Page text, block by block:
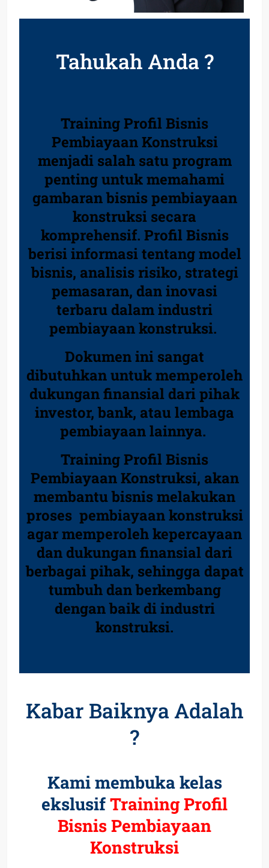
Tahukah Anda ?
Training Profil Bisnis
Pembiayaan Konstruksi
menjadi salah satu program
penting untuk memahami
gambaran bisnis pembiayaan
konstruksi secara
komprehensif. Profil Bisnis
berisi informasi tentang model
bisnis, analisis risiko, strategi
pemasaran, dan inovasi
terbaru dalam industri
pembiayaan konstruksi.
Dokumen ini sangat
dibutuhkan untuk memperoleh
dukungan finansial dari pihak
investor, bank, atau lembaga
pembiayaan lainnya.
Training Profil Bisnis
Pembiayaan Konstruksi, akan
membantu bisnis melakukan
proses pembiayaan konstruksi
agar memperoleh kepercayaan
dan dukungan finansial dari
berbagai pihak, sehingga dapat
tumbuh dan berkembang
dengan baik di industri
konstruksi.
Kabar Baiknya Adalah
?
Kami membuka kelas
ekslusifTraining Profil
Bisnis Pembiayaan
Konstruksi